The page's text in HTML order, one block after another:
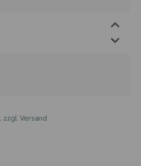
zzgl. Versand